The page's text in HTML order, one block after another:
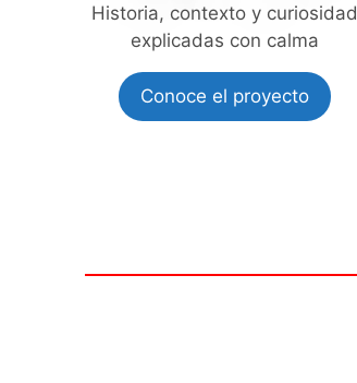
Historia, contexto y curiosidad
explicadas con calma
Conoce el proyecto